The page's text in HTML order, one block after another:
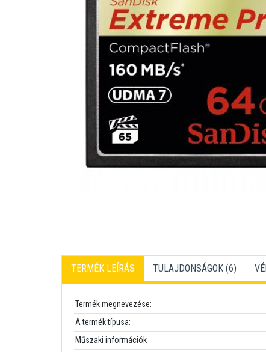
TERMÉK LEÍRÁS TULAJDONSÁGOK (6)
Termék megnevezése:
A termék típusa:
Műszaki információk